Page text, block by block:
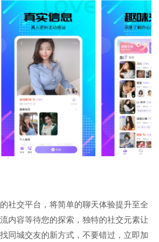
社交平台，将简单的聊天体验提升至全
内容等待您的探索，独特的社交元素让
同城交友的新方式，不要错过，立即加